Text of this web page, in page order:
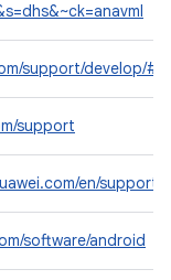
support/develop/
support
en/support/
software/android